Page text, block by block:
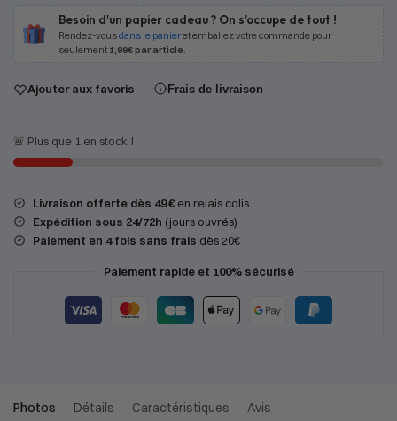
Besoin d'un papier cadeau ? On s’occupe de tout !
Rendez-vousdans le panieret emballez votre commande pour
seulement 1,99€ par article.
Ajouter aux favoris Frais de livraison
🚨 Plus que 1 en stock !
Livraison offerte dès 49 € en relais colis
Expédition sous 24/72h (jours ouvrés)
Paiement en 4 fois sans frais dès 20€
Paiement rapide et 100% sécurisé
Photos Détails Caractéristiques Avis